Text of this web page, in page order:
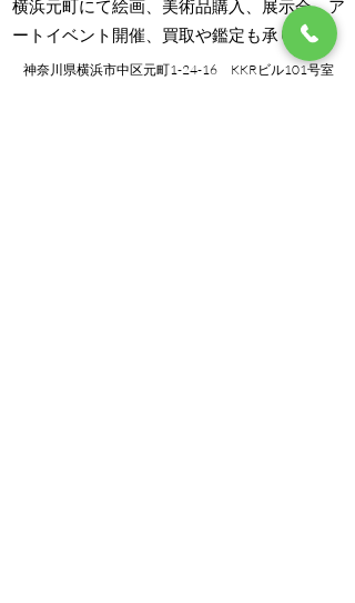
横浜元町にて絵画、美術品購入、展示会、ア
ートイベント開催、買取や鑑定も承ります。
神奈川県横浜市中区元町1-24-16 KKRビル101号室